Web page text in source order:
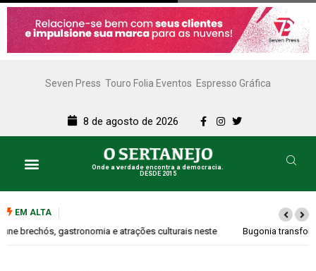
Seven Press Touro Folia Eventos Espresso Gráfica
8 de agosto de 2026
Onde a verdade encontra a democracia.
DESDE 2015
EM ALTA
Bugonia transforma paranoia e conspiração em um suspense imprevisível